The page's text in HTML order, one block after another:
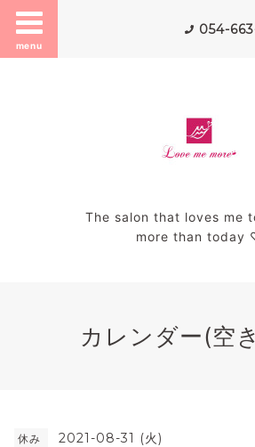
menu
054-
The salon that loves me
more than today
カレンダー(空
休み 2021-08-31 (火)